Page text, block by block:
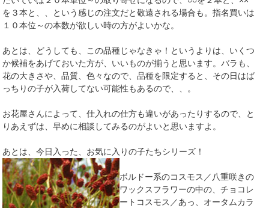
を３本と、、という感じの注文だと敬遠される場合も。指名買いは
１０本位～の本数が欲しい時の方がよいかな。
あとは、どうしても、この品種じゃなきゃ！というよりは、いくつ
か候補をあげておいた方が、いいものが揃うと思います。バラも、
花の大きさや、品質、色々なので、品種を限定すると、その日はば
っちりの子が入荷してない可能性もあるので、、。
お花屋さんによって、仕入れの仕方も違いがあったりするので、と
りあえずは、早めに相談してみるのがよいと思いますよ。
あとは、今日入った、お気に入りの子たちシリーズ！
ボルドー系のコスモス／八重咲きの
ワックスフラワーの中の、チョコレ
ートコスモス／あっ、オータムカラ